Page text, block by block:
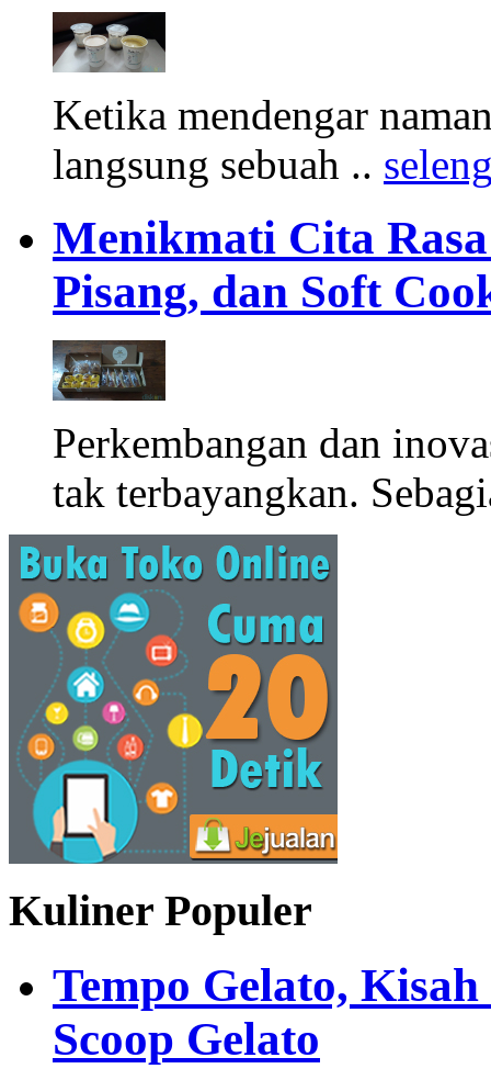
Ketika mendengar
langsung sebuah ..
Menikmati Cita
Pisang, dan Soft
Perkembangan dan
tak terbayangkan.
Kuliner Populer
Tempo Gelato,
Scoop Gelato